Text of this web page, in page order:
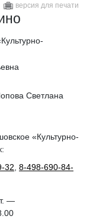
версия для печати
Светлана
«Культурно-
32, 8-498-690-84-
—